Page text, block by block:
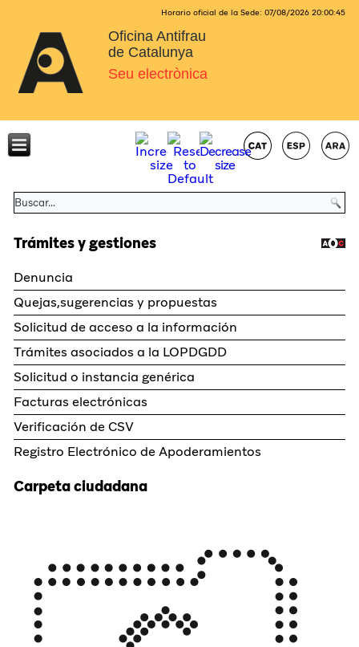
Horario oficial de la Sede: 07/08/2026 20:00:45
Oficina Antifrau
de Catalunya
Seu electrònica
Trámites y gestiones
Denuncia
Quejas,sugerencias y propuestas
Solicitud de acceso a la información
Trámites asociados a la LOPDGDD
Solicitud o instancia genérica
Facturas electrónicas
Verificación de CSV
Registro Electrónico de Apoderamientos
Carpeta ciudadana